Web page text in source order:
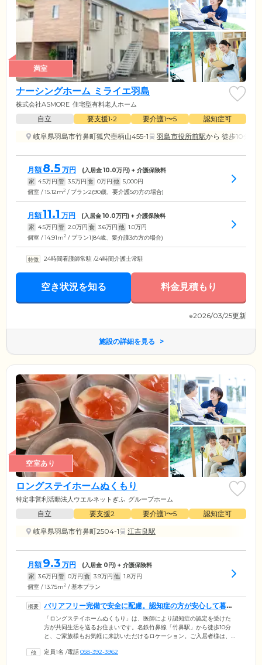
満室
ナーシングホーム ミライエ羽島
株式会社ASMORE 住宅型有料老人ホーム
自立 要支援1•2 要介護1〜5
認知症可
岐阜県羽島市竹鼻町狐穴壺柄山455-1
羽島市役所前駅から 徒歩10分
月額 8.5 万円 (入居金10.0万円) + 介護保険料
家 4.5万円 管 3.5万円 食 0万円 他 5,000円
個室 / 15.12m2 / プラン2(90歳、要介護5の方の場合)
月額11.1 万円 (入居金10.0万円) + 介護保険料
家 4.5万円 管 2.0万円 食 3.6万円 他 1.0万円
個室 / 14.91m2 / プラン1(84歳、要介護3の方の場合)
24時間看護師常駐 /24時間介護士常駐
空き状況を知る 料金見積もり
※2026/03/25更新
施設の詳細を見る
空室あり
ロングステイホームぬくもり
特定非営利活動法人ウエルネットぎふ グループホーム
自立 要支援2 要介護1〜5
認知症可
岐阜県羽島市竹鼻町2504-1
江吉良駅
月額 9.3 万円 (入居金 0円) + 介護保険料
家 3.6万円 管 0万円 食 3.9万円 他 1.8万円
個室 / 13.75m2 / 基本プラン
バリアフリー完備で安全に配慮。認知症の方が安心して暮ら
せるお住まいです
「ロングステイホームぬくもり」は、医師により認知症の認定を受けた
方が共同生活を送るお住まいです。名鉄竹鼻線「竹鼻駅」から徒歩10分
と、ご家族様もお気軽に来訪いただけるロケーション。ご入居者様は、
脳トレなどのレクリエーションをとおして、身体機能や認知機能の維持
定員1名 /電話058-392-3962